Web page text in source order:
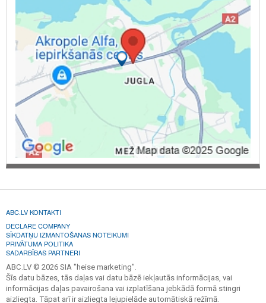
ABC.LV KONTAKTI
DECLARE COMPANY
SĪKDATŅU IZMANTOŠANAS NOTEIKUMI
PRIVĀTUMA POLITIKA
SADARBĪBAS PARTNERI
ABC.LV © 2026 SIA "heise marketing".
Šīs datu bāzes, tās daļas vai datu bāzē iekļautās informācijas, vai
informācijas daļas pavairošana vai izplatīšana jebkādā formā stingri
aizliegta. Tāpat arī ir aizliegta lejupielāde automātiskā režīmā.